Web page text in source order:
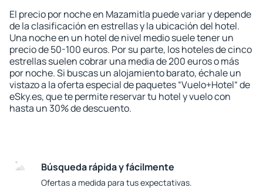
El precio por noche en Mazamitla puede variar y depende
de la clasificación en estrellas y la ubicación del hotel.
Una noche en un hotel de nivel medio suele tener un
precio de 50-100 euros. Por su parte, los hoteles de cinco
estrellas suelen cobrar una media de 200 euros o más
por noche. Si buscas un alojamiento barato, échale un
vistazo a la oferta especial de paquetes “Vuelo+Hotel“ de
eSky.es, que te permite reservar tu hotel y vuelo con
hasta un 30% de descuento.
Búsqueda rápida y fácilmente
Ofertas a medida para tus expectativas.